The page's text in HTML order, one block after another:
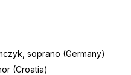
soprano (Germany)
(Croatia)